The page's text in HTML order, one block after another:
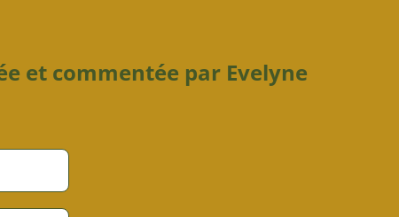
et commentée par Evelyne